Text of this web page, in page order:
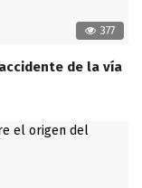
377
de la vía